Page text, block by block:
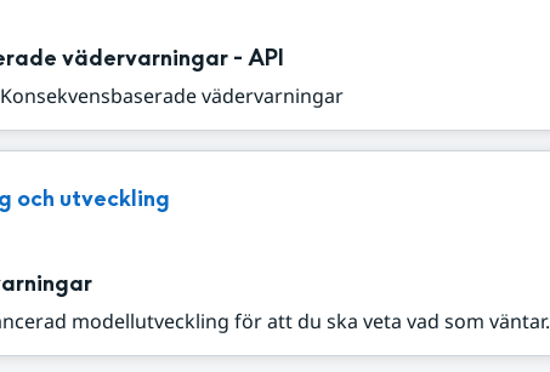
vädervarningar - API
vädervarningar
och utveckling
modellutveckling för att du ska veta vad som väntar.